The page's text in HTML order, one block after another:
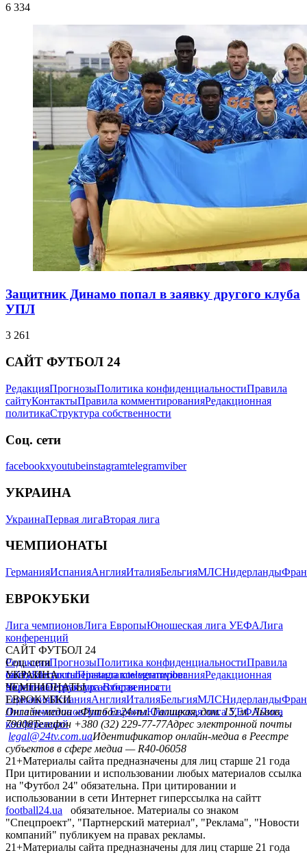
6 334
Защитник Динамо попал в заявку другого клуба
УПЛ
3 261
САЙТ ФУТБОЛ 24
РедакцияПрогнозыПолитика конфиденциальностиПравила
сайтуКонтактыПравила комментированияРедакционная
политикаСтруктура собственности
Соц. сети
facebookxyoutubeinstagramtelegramviber
УКРАИНА
УкраинаПервая лигаВторая лига
ЧЕМПИОНАТЫ
ГерманияИспанияАнглияИталияБельгияМЛСНидерланды
ЕВРОКУБКИ
Лига чемпионовЛига ЕвропыЮношеская лига УЕФАЛига
конференций
САЙТ ФУТБОЛ 24
РедакцияПрогнозыПолитика конфиденциальностиПравила
сайтуКонтактыПравила комментированияРедакционная
политикаСтруктура собственности
Соц. сети
facebookxyoutubeinstagramtelegramviber
УКРАИНА
УкраинаПервая лигаВторая лига
ЧЕМПИОНАТЫ
ГерманияИспанияАнглияИталияБельгияМЛСНидерланды
ЕВРОКУБКИ
Лига чемпионовЛига ЕвропыЮношеская лига УЕФАЛига
конференций
Онлайн-медиа «Футбол 24»пл. Галицкая, дом. 15, м. Львов,
79008Телефон +380 (32) 229-77-77Адрес электронной почты
legal@24tv.com.uaИдентификатор онлайн-медиа в Реестре
субъектов в сфере медиа — R40-06058
21+Материалы сайта предназначены для лиц старше 21 года
При цитировании и использовании любых материалов ссылка
на "Футбол 24" обязательна. При цитировании и
использовании в сети Интернет гиперссылка на сайтт
football24.ua
обязательное. Материалы со знаком
"Спецпроект", "Партнерский материал", "Реклама", "Новости
компаний" публикуем на правах рекламы.
21+Материалы сайта предназначены для лиц старше 21 года